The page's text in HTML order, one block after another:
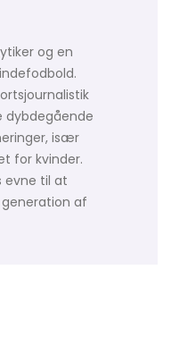
og en
dybdegående
især
for kvinder.
evne til at
af